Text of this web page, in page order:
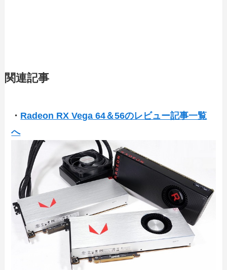
関連記事
・ Radeon RX Vega 64＆56のレビュー記事一覧
へ